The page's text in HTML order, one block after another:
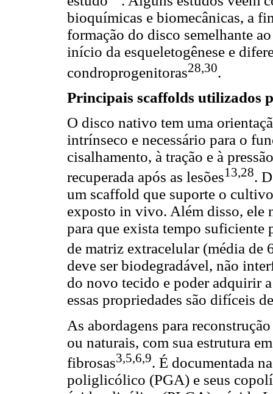
bioquímicas e biomecânicas, a
formação do disco semelhante
início da esqueletogênese e
condroprogenitoras28,30.
Principais scaffolds utilizados
O disco nativo tem uma
intrínseco e necessário para o
cisalhamento, à tração e à
recuperada após as lesões13,28.
um scaffold que suporte o
exposto in vivo. Além disso, ele
para que exista tempo suficiente
de matriz extracelular (média de
deve ser biodegradável, não
do novo tecido e poder adquirir
essas propriedades são difíceis
As abordagens para
ou naturais, com sua estrutura
fibrosas3,5,6,9. É documentada
poliglicólico (PGA) e seus